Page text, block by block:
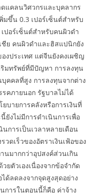
แคลนวิศวกรและบุคลากร
ขึ้น 0.3 เปอร์เซ็นต์สำหรับ
ปอร์เซ็นต์สำหรับคนผิวดำ
ชีย คนผิวดำและฮิสแปนิกยัง
งประเทศ แต่จีนยังคงเผชิญ
มทรัพย์ที่มีปัญหา การลงทุน
คคลที่สูง การลงทุนจากต่าง
คภายนอก รัฐบาลไม่ได้
บายการคลังหรือการเงินที่
งไม่มีการดำเนินการเพื่อ
การเป็นเวลาหลายเดือน
วดเร็วของอัตราเงินเฟ้อของ
มากกว่าอุปสงค์ส่วนเกิน
ยตัวเองเนื่องจากข้อจำกัด
ด้ลดลงจากจุดสูงสุดอย่าง
การในตอนนี้ก็คือ ค่าจ้าง